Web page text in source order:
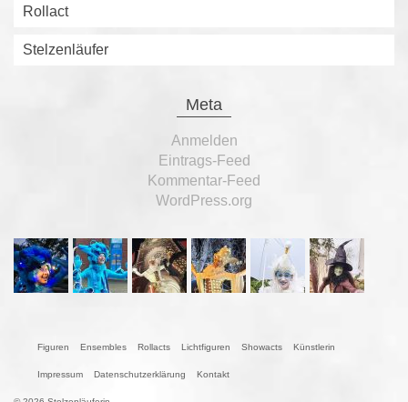
Rollact
Stelzenläufer
Meta
Anmelden
Eintrags-Feed
Kommentar-Feed
WordPress.org
Figuren Ensembles Rollacts Lichtfiguren Showacts Künstlerin
Impressum Datenschutzerklärung Kontakt